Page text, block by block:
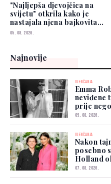
"Najljepša djevojčica na
svijetu" otkrila kako je
nastajala njena bajkovita
vjenčanica
05. 08. 2026.
Najnovije
VJENČANJA
Emma
neviđene
prije
09. 08. 2026.
VJENČANJA
Nakon
posebno
Holland
07. 08. 2026.